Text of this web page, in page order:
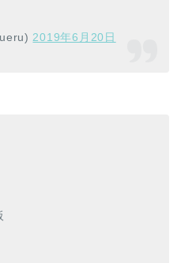
2019年6月20日